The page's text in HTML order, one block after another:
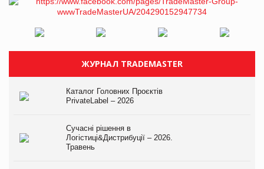
ЖУРНАЛ TRADEMASTER
Каталог Головних Проєктів
PrivateLabel – 2026
Сучасні рішення в
Логістиці&Дистрибуції – 2026.
Травень